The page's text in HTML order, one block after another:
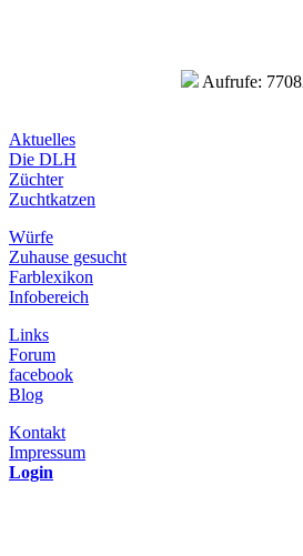
Aufrufe:
Aktuelles
Die DLH
Züchter
Zuchtkatzen
Würfe
Zuhause gesucht
Farblexikon
Infobereich
Links
Forum
facebook
Blog
Kontakt
Impressum
Login